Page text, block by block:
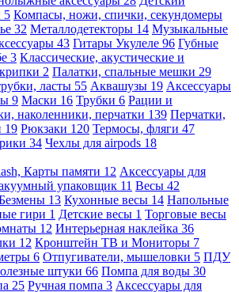
5 Компасы, ножи, спички, секундомеры
32 Металлодетекторы 14 Музыкальные
43 Гитары Укулеле 96 Губные
3 Классические, акустические и
2 Палатки, спальные мешки 29
ласты 55 Аквашузы 19 Аксессуары
9 Маски 16 Трубки 6 Рации и
наколенники, перчатки 139 Перчатки,
19 Рюкзаки 120 Термосы, фляги 47
34 Чехлы для airpods 18
Карты памяти 12 Аксессуары для
упаковщик 11 Весы 42
13 Кухонные весы 14 Напольные
гири 1 Детские весы 1 Торговые весы
12 Интерьерная наклейка 36
12 Кронштейн ТВ и Мониторы 7
6 Отпугиватели, мышеловки 5 ПДУ
штуки 66 Помпа для воды 30
25 Ручная помпа 3 Аксессуары для